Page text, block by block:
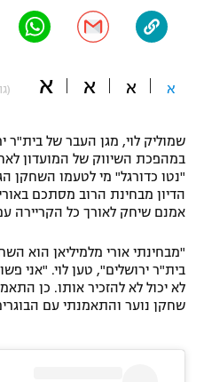
"מחצית בשכונה" –
תקנון עבור פעילות אלקטרה
תקנון עבור פעילות ספורט 1 – "מרלן"
טניס
גיימינג E-Sports
תנאי שימוש
מדיניות פרטיות
אופניים
פוטבול אמריקאי NFL
בייסבול MLB
אומנויות לחימה
א א א א
שמוליק לוי, מגן העבר של בית"ר
במהפכת השיווק של המועדון
"נטו כדורגל" מי לטעמו השחקן
הדיון מבחינת הרוב מסתכם באורי
אמנם שיחק לאורך כל הקריירה
"מבחינתי אורי מלמיליאן הוא
בית"ר ירושלים", טען לוי. "אני
לא יכול לא להזכיר אותו. כן
שחקן נוער והתאמנתי עם